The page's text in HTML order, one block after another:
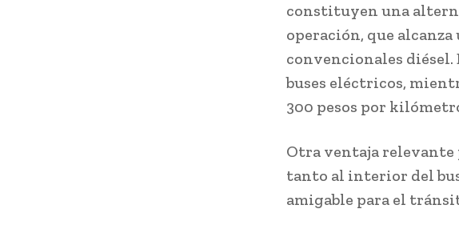
constituyen una
operación, que alcanza
convencionales diésel.
buses eléctricos,
300 pesos por
Otra ventaja relevante
tanto al interior del
amigable para el